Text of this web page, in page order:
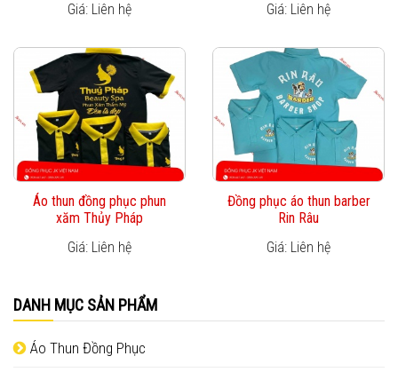
DANH MỤC SẢN PHẨM
Áo Thun Đồng Phục
Giá: Liên hệ
Giá: Liên hệ
Áo thun đồng phục phun
xăm Thủy Pháp
Giá: Liên hệ
Đồng phục áo thun barber
Rin Râu
Giá: Liên hệ